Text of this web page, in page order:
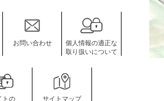
お問い合わせ
個人情報の適正な
取り扱いについて
トの サイトマップ